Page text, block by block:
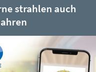
strahlen auch